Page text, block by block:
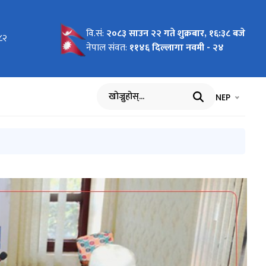
वि.सं: २०८३ साउन २२ गते शुक्रबार, १६:३८ बजे
नेपाल संवत: ११४६ दिल्लागा नवमी - २४
खोज्नुहोस् भाषा चयन
NEP